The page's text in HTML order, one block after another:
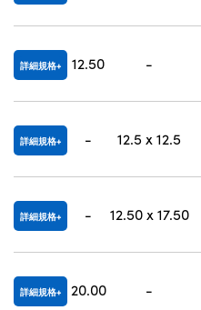
詳細規格 12.50 -
詳細規格 - 12.5 x 12.5
詳細規格 - 12.50 x 17.50
詳細規格 20.00 -